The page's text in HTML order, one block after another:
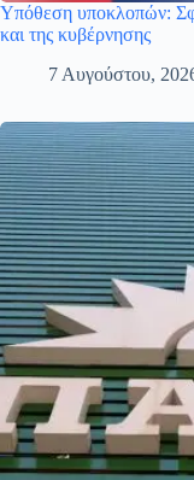
Υπόθεση υποκλοπών:
και της κυβέρνησης
7 Αυγούστου,